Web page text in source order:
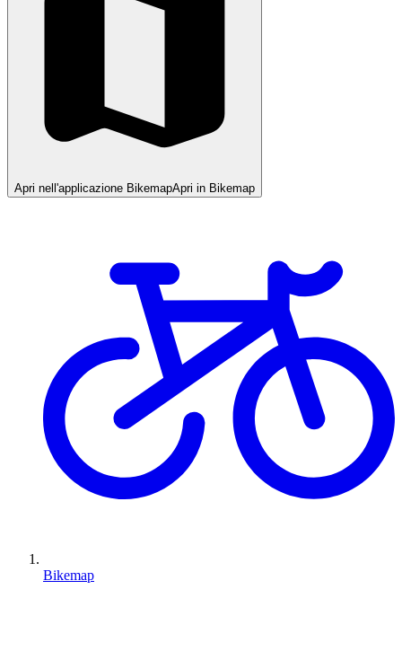
Apri nell'applicazione BikemapApri in Bikemap
Bikemap